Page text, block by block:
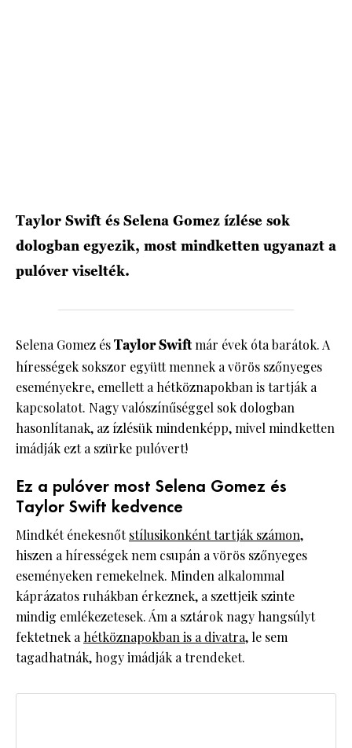
Taylor Swift és Selena Gomez ízlése sok
dologban egyezik, most mindketten ugyanazt a
pulóver viselték.
Selena Gomez ésTaylor Swiftmár évek óta barátok. A
hírességek sokszor együtt mennek a vörös szőnyeges
eseményekre, emellett a hétköznapokban is tartják a
kapcsolatot. Nagy valószínűséggel sok dologban
hasonlítanak, az ízlésük mindenképp, mivel mindketten
imádják ezt a szürke pulóvert!
Ez a pulóver most Selena Gomez és
Taylor Swift kedvence
Mindkét énekesnőtstílusikonként tartják számon,
hiszen a hírességek nem csupán a vörös szőnyeges
eseményeken remekelnek. Minden alkalommal
káprázatos ruhákban érkeznek, a szettjeik szinte
mindig emlékezetesek. Ám a sztárok nagy hangsúlyt
fektetnek ahétköznapokban is a divatra, le sem
tagadhatnák, hogy imádják a trendeket.